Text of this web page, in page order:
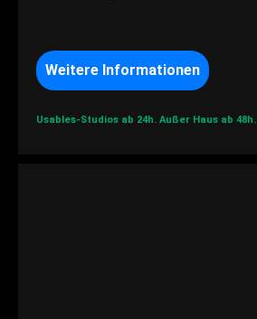
Weitere Informationen
Usables-Studios ab 24h. Außer Haus ab 48h.